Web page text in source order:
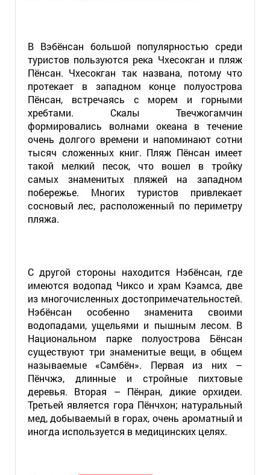
В Вэбёнсан большой популярностью среди
туристов пользуются река Чхесокган и пляж
Пёнсан. Чхесокган так названа, потому что
протекает в западном конце полуострова
Пёнсан, встречаясь с морем и горными
хребтами. Скалы Твечжогамчин
формировались волнами океана в течение
очень долгого времени и напоминают сотни
тысяч сложенных книг. Пляж Пёнсан имеет
такой мелкий песок, что вошел в тройку
самых знаменитых пляжей на западном
побережье. Многих туристов привлекает
сосновый лес, расположенный по периметру
пляжа.
С другой стороны находится Нэбёнсан, где
имеются водопад Чиксо и храм Кэамса, две
из многочисленных достопримечательностей.
Нэбёнсан особенно знаменита своими
водопадами, ущельями и пышным лесом. В
Национальном парке полуострова Бёнсан
существуют три знаменитые вещи, в общем
называемые «Самбён». Первая из них –
Пёнчжэ, длинные и стройные пихтовые
деревья. Вторая – Пёнран, дикие орхидеи.
Третьей является гора Пёнчхон; натуральный
мед, добываемый в горах, очень ароматный и
иногда используется в медицинских целях.